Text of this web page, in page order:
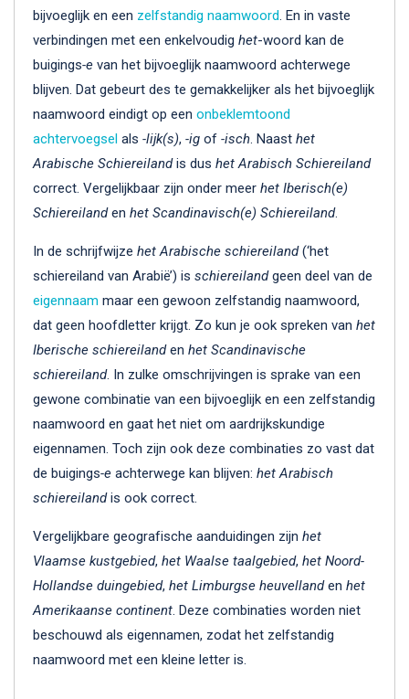
bijvoeglijk en een zelfstandig naamwoord. En in vaste
verbindingen met een enkelvoudig het-woord kan de
buigings-e van het bijvoeglijk naamwoord achterwege
blijven. Dat gebeurt des te gemakkelijker als het bijvoeglijk
naamwoord eindigt op een onbeklemtoond
achtervoegsel als -lijk(s), -ig of -isch. Naast het
Arabische Schiereilandis dus het Arabisch Schiereiland
correct. Vergelijkbaar zijn onder meer het Iberisch(e)
Schiereilanden het Scandinavisch(e) Schiereiland.
In de schrijfwijze het Arabische schiereiland(‘het
schiereiland van Arabië’) is schiereilandgeen deel van de
eigennaam maar een gewoon zelfstandig naamwoord,
dat geen hoofdletter krijgt. Zo kun je ook spreken van het
Iberische schiereilanden het Scandinavische
schiereiland. In zulke omschrijvingen is sprake van een
gewone combinatie van een bijvoeglijk en een zelfstandig
naamwoord en gaat het niet om aardrijkskundige
eigennamen. Toch zijn ook deze combinaties zo vast dat
de buigings-e achterwege kan blijven: het Arabisch
schiereilandis ook correct.
Vergelijkbare geografische aanduidingen zijn het
Vlaamse kustgebied, het Waalse taalgebied, het Noord-
Hollandse duingebied, het Limburgse heuvellanden het
Amerikaanse continent. Deze combinaties worden niet
beschouwd als eigennamen, zodat het zelfstandig
naamwoord met een kleine letter is.